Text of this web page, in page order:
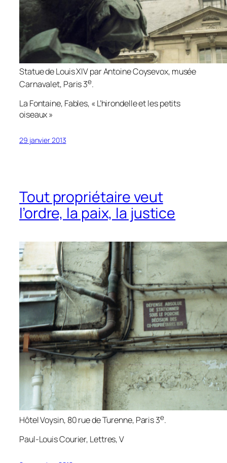
Statue de Louis XIV par Antoine Coysevox, musée
Carnavalet, Paris 3e.
La Fontaine, Fables, « L’hirondelle et les petits
oiseaux »
29 janvier 2013
Tout propriétaire veut
l’ordre, la paix, la justice
Hôtel Voysin, 80 rue de Turenne, Paris 3e.
Paul-Louis Courier, Lettres, V